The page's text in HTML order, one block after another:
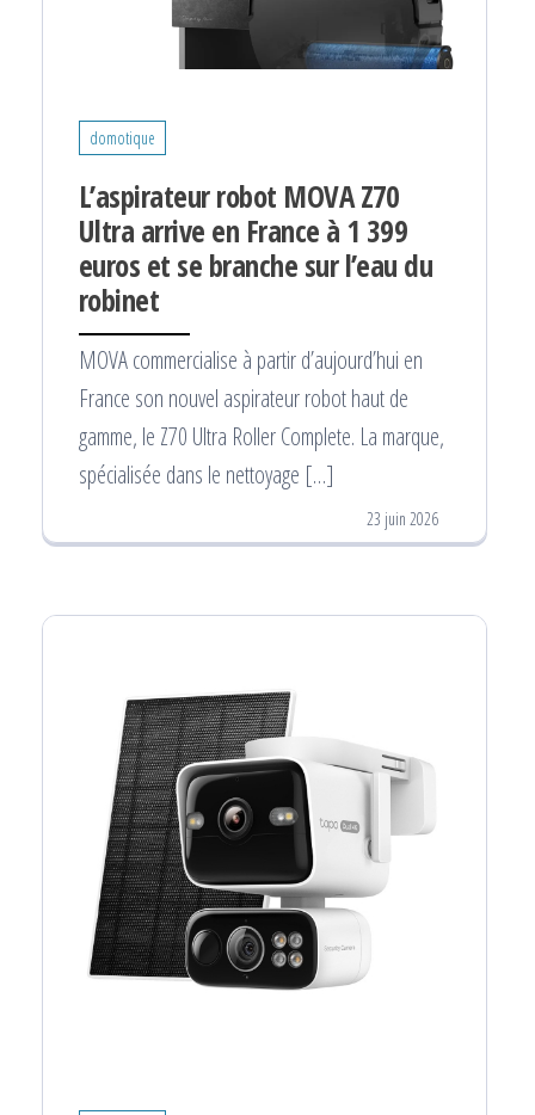
domotique
L’aspirateur robot MOVA Z70
Ultra arrive en France à 1 399
euros et se branche sur l’eau du
robinet
MOVA commercialise à partir d’aujourd’hui en
France son nouvel aspirateur robot haut de
gamme, le Z70 Ultra Roller Complete. La marque,
spécialisée dans le nettoyage […]
23 juin 2026